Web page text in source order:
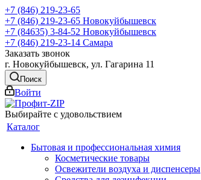
+7 (846) 219-23-65
+7 (846) 219-23-65 Новокуйбышевск
+7 (84635) 3-84-52 Новокуйбышевск
+7 (846) 219-23-14 Самара
Заказать звонок
г. Новокуйбышевск, ул. Гагарина 11
Поиск
Войти
Выбирайте с удовольствием
Каталог
Бытовая и профессиональная химия
Косметические товары
Освежители воздуха и диспенсеры